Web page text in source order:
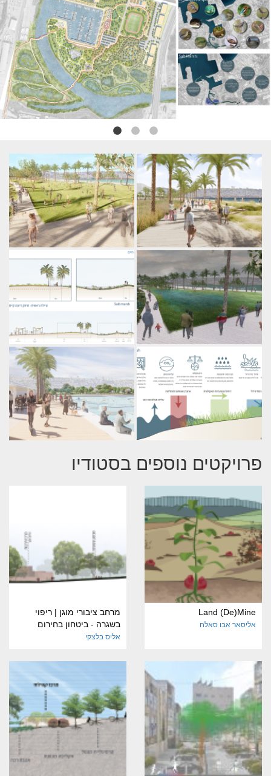
פרויקטים נוספים בסטודיו
Land (De)Mine
אליסאר אבו סאלח
מרחב ציבורי מוגן | ריפוי
בשגרה - ביטחון בחירום
אליס בלצקי